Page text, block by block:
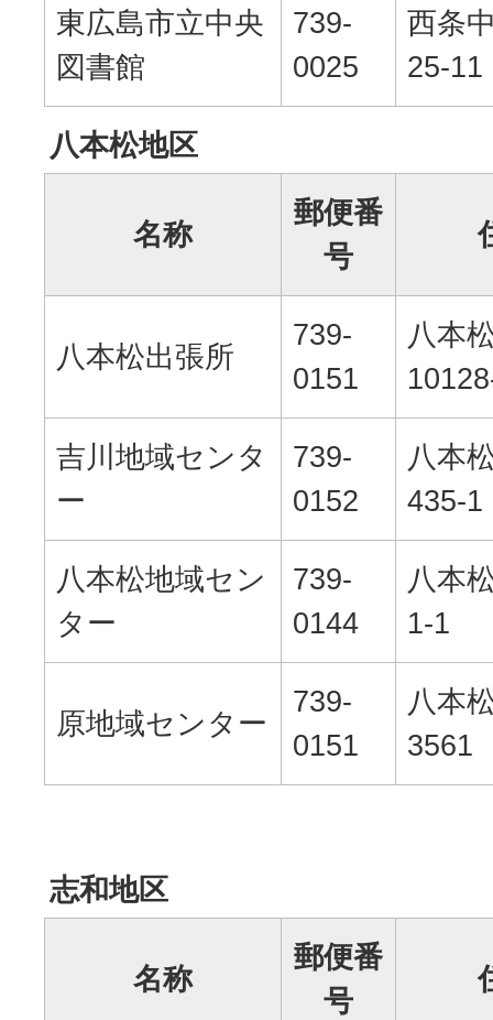
東広島市立中央
図書館
739-
0025
西条
25-11
八本松地区
名称
郵便番
号
八本松出張所
739-
0151
八本
吉川地域センタ
ー
739-
0152
八本
435-1
八本松地域セン
ター
739-
0144
八本
1-1
原地域センター
739-
0151
八本
3561
志和地区
名称
郵便番
号